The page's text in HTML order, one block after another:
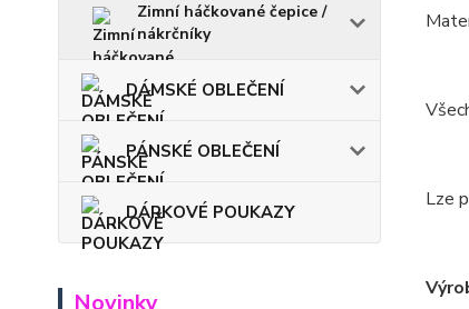
Zimní háčkované čepice /
nákrčníky
DÁMSKÉ OBLEČENÍ
PÁNSKÉ OBLEČENÍ
DÁRKOVÉ POUKAZY
Novinky
Lze